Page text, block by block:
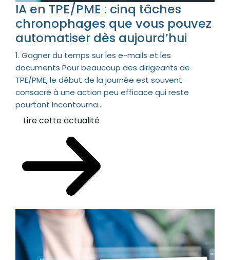
IA en TPE/PME : cinq tâches
chronophages que vous pouvez
automatiser dès aujourd’hui
1. Gagner du temps sur les e-mails et les
documents Pour beaucoup des dirigeants de
TPE/PME, le début de la journée est souvent
consacré à une action peu efficace qui reste
pourtant incontourna...
Lire cette actualité